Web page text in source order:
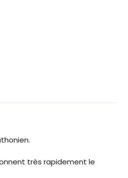
très rapidement le